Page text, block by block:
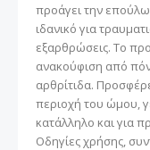
προάγει την
ιδανικό για
εξαρθρώσεις. Το
ανακούφιση από
αρθρίτιδα.
περιοχή του ώμου,
κατάλληλο και για
Οδηγίες χρήσης,